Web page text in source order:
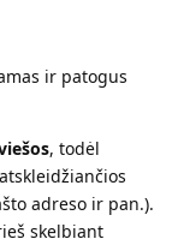
ir patogus
, todėl
adreso ir pan.).
skelbiant